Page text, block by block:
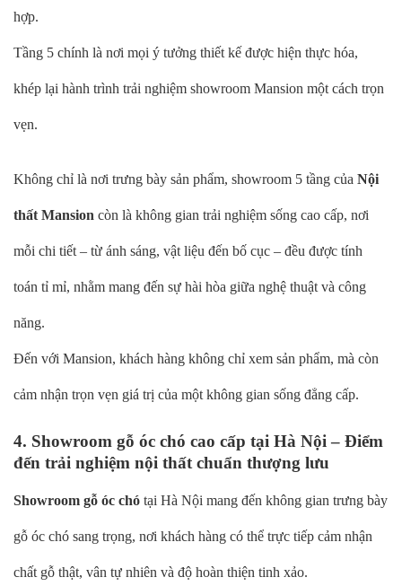
hợp.
Tầng 5 chính là nơi mọi ý tưởng thiết kế được hiện thực hóa,
khép lại hành trình trải nghiệm showroom Mansion một cách trọn
vẹn.
Không chỉ là nơi trưng bày sản phẩm, showroom 5 tầng của Nội
thất Mansion còn là không gian trải nghiệm sống cao cấp, nơi
mỗi chi tiết – từ ánh sáng, vật liệu đến bố cục – đều được tính
toán tỉ mỉ, nhằm mang đến sự hài hòa giữa nghệ thuật và công
năng.
Đến với Mansion, khách hàng không chỉ xem sản phẩm, mà còn
cảm nhận trọn vẹn giá trị của một không gian sống đẳng cấp.
4. Showroom gỗ óc chó cao cấp tại Hà Nội – Điểm
đến trải nghiệm nội thất chuẩn thượng lưu
Showroom gỗ óc chó tại Hà Nội mang đến không gian trưng bày
gỗ óc chó sang trọng, nơi khách hàng có thể trực tiếp cảm nhận
chất gỗ thật, vân tự nhiên và độ hoàn thiện tinh xảo.